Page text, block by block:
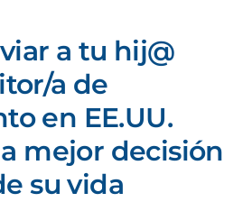
a tu hij@
a de
en EE.UU.
mejor decisión
su vida